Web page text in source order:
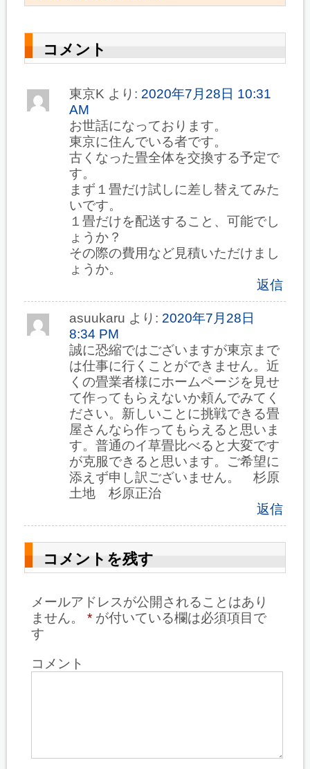
コメント
東京K より: 2020年7月28日 10:31
AM
お世話になっております。
東京に住んでいる者です。
古くなった畳全体を交換する予定で
す。
まず１畳だけ試しに差し替えてみた
いです。
１畳だけを配送すること、可能でし
ょうか？
その際の費用など見積いただけまし
ょうか。
返信
asuukaru より: 2020年7月28日
8:34 PM
誠に恐縮ではございますが東京まで
は仕事に行くことができません。近
くの畳業者様にホームページを見せ
て作ってもらえないか頼んでみてく
ださい。新しいことに挑戦できる畳
屋さんなら作ってもらえると思いま
す。普通のイ草畳比べると大変です
が克服できると思います。ご希望に
添えず申し訳ございません。 杉原
土地 杉原正治
返信
コメントを残す
メールアドレスが公開されることはあり
ません。
* が付いている欄は必須項目で
す
コメント